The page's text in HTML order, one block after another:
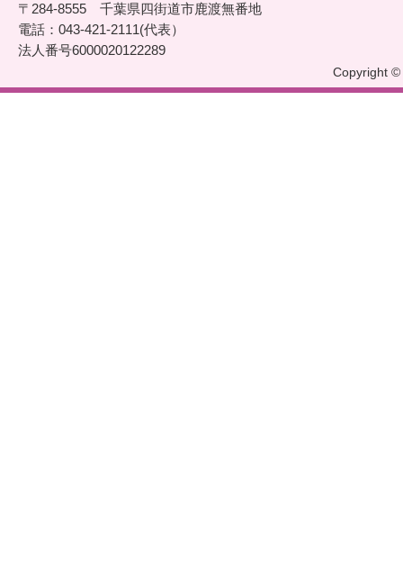
〒284-8555 千葉県四街道市鹿渡無番地
電話：043-421-2111(代表）
法人番号6000020122289
Copyright ©